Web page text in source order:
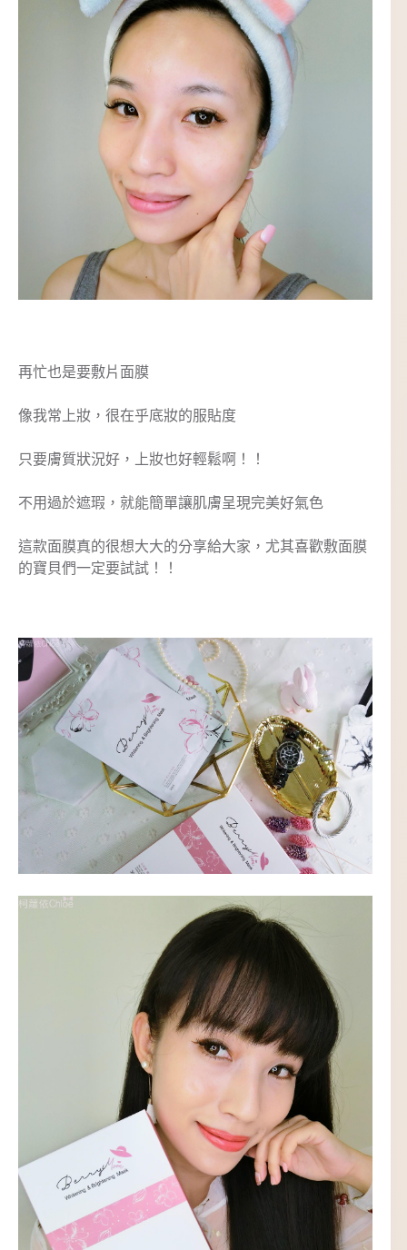
再忙也是要敷片面膜
像我常上妝，很在乎底妝的服貼度
只要膚質狀況好，上妝也好輕鬆啊！！
不用過於遮瑕，就能簡單讓肌膚呈現完美好氣色
這款面膜真的很想大大的分享給大家，尤其喜歡敷面膜
的寶貝們一定要試試！！